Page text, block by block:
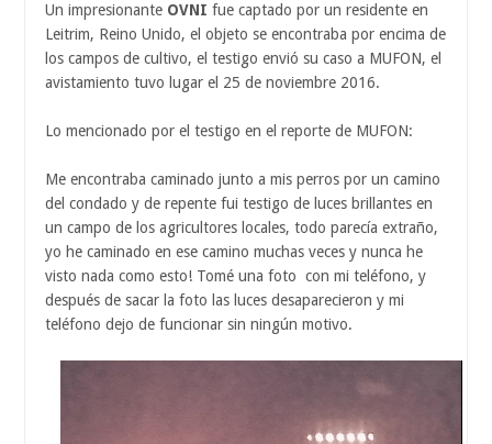
Un impresionante OVNI fue captado por un residente en
Leitrim, Reino Unido, el objeto se encontraba por encima de
los campos de cultivo, el testigo envió su caso a MUFON, el
avistamiento tuvo lugar el 25 de noviembre 2016.
Lo mencionado por el testigo en el reporte de MUFON:
Me encontraba caminado junto a mis perros por un camino
del condado y de repente fui testigo de luces brillantes en
un campo de los agricultores locales, todo parecía extraño,
yo he caminado en ese camino muchas veces y nunca he
visto nada como esto! Tomé una foto con mi teléfono, y
después de sacar la foto las luces desaparecieron y mi
teléfono dejo de funcionar sin ningún motivo.